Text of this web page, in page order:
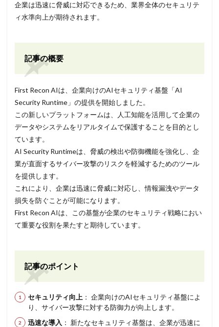
企業は迅速に脅威に対応できるため、業界全体のセキュリテ
ィ水準向上が期待されます。
記事の概要
First Recon AIは、企業向けのAIセキュリティ基盤「AI
Security Runtime」の提供を開始しました。
この新しいプラットフォームは、人工知能を活用して企業の
データやシステムをリアルタイムで保護することを目的とし
ています。
AI Security Runtimeは、脅威の検出や防御機能を強化し、企
業が直面するサイバー攻撃のリスクを軽減するためのツール
を提供します。
これにより、企業は迅速に脅威に対応し、情報漏洩やデータ
損失を防ぐことが可能になります。
First Recon AIは、この基盤が企業のセキュリティ戦略におい
て重要な役割を果たすと期待しています。
記事のポイント
セキュリティ向上 ： 企業向けのAIセキュリティ基盤によ
り、サイバー攻撃に対する防御力が向上します。
迅速な導入 ： 新たなセキュリティ基盤は、企業が迅速に